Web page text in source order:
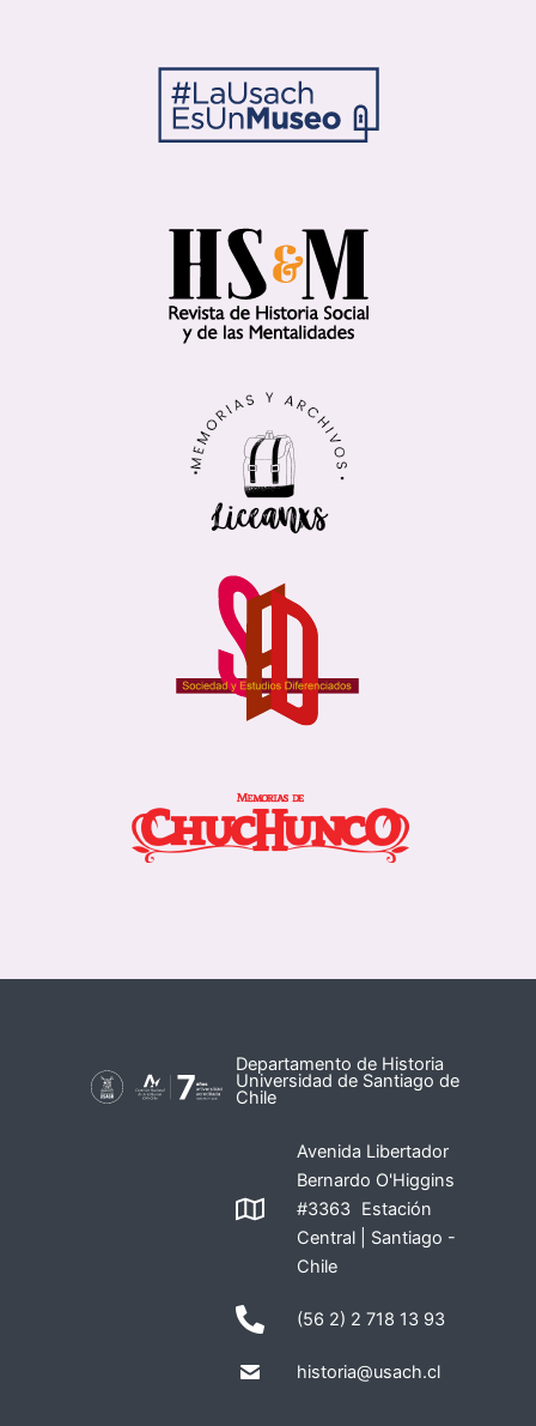
Departamento de Historia
Universidad de Santiago de
Chile
Avenida Libertador
Bernardo O'Higgins
#3363 Estación
Central | Santiago -
Chile
(56 2) 2 718 13 93
historia@usach.cl